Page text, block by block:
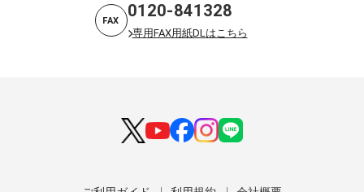
FAX 0120-841328
専用FAX用紙DLはこちら